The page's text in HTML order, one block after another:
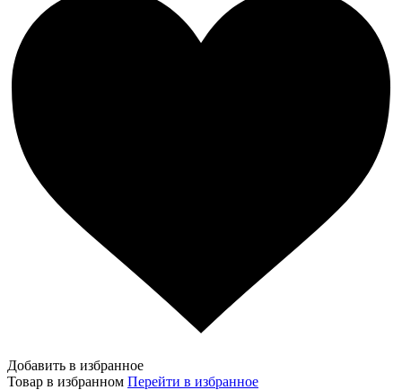
Добавить в избранное
Товар в избранном Перейти в избранное